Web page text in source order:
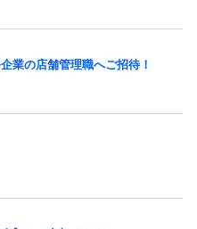
業の店舗管理職へご招待！